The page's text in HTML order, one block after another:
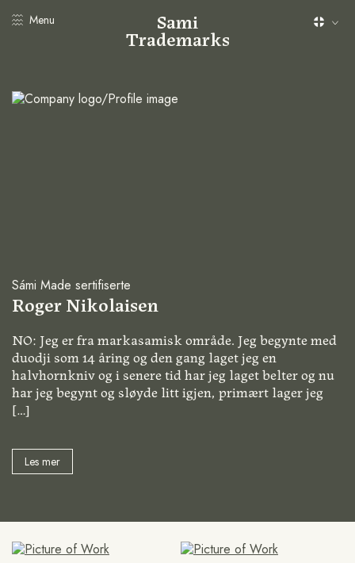
Menu Sami
Trademarks
Sámi Made sertifiserte
Roger Nikolaisen
NO: Jeg er fra markasamisk område. Jeg begynte med
duodji som 14 åring og den gang laget jeg en
halvhornkniv og i senere tid har jeg laget belter og nu
har jeg begynt og sløyde litt igjen, primært lager jeg
[…]
Les mer